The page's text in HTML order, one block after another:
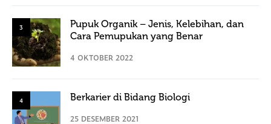
3
Pupuk Organik – Jenis, Kelebihan, dan
Cara Pemupukan yang Benar
4 OKTOBER 2022
4 Berkarier di Bidang Biologi
25 DESEMBER 2021